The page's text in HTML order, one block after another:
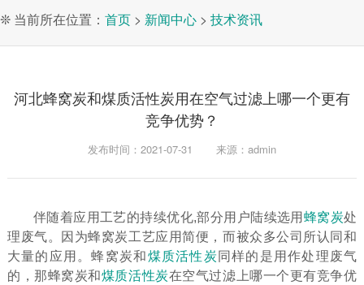
❊ 当前所在位置： 首页 > 新闻中心 > 技术资讯
河北蜂窝炭和煤质活性炭用在空气过滤上哪一个更有
竞争优势？
发布时间：2021-07-31 来源：admin
伴随着应用工艺的持续优化,部分用户陆续选用 蜂窝炭处
理废气。因为蜂窝炭工艺应用简便，而被众多公司所认同和
大量的应用。蜂窝炭和煤质活性炭 同样的是用作处理废气
的，那蜂窝炭和煤质活性炭在空气过滤上哪一个更有竞争优